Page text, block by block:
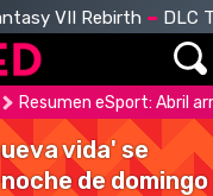
VII Rebirth DLC
Resumen eSport: Abril
vida' se
de domingo